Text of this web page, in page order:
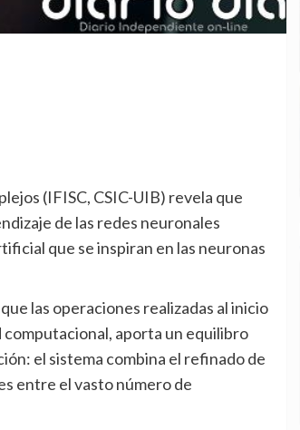
de las redes neuronales
que se inspiran en las neuronas
aporta un equilibro
el sistema combina el refinado de
entre el vasto número de